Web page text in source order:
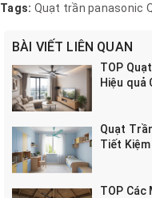
Tags: Quạt trần panasonic
BÀI VIẾT LIÊN QUAN
TOP
Hiệu quả
Quạt
Tiết
TOP Các